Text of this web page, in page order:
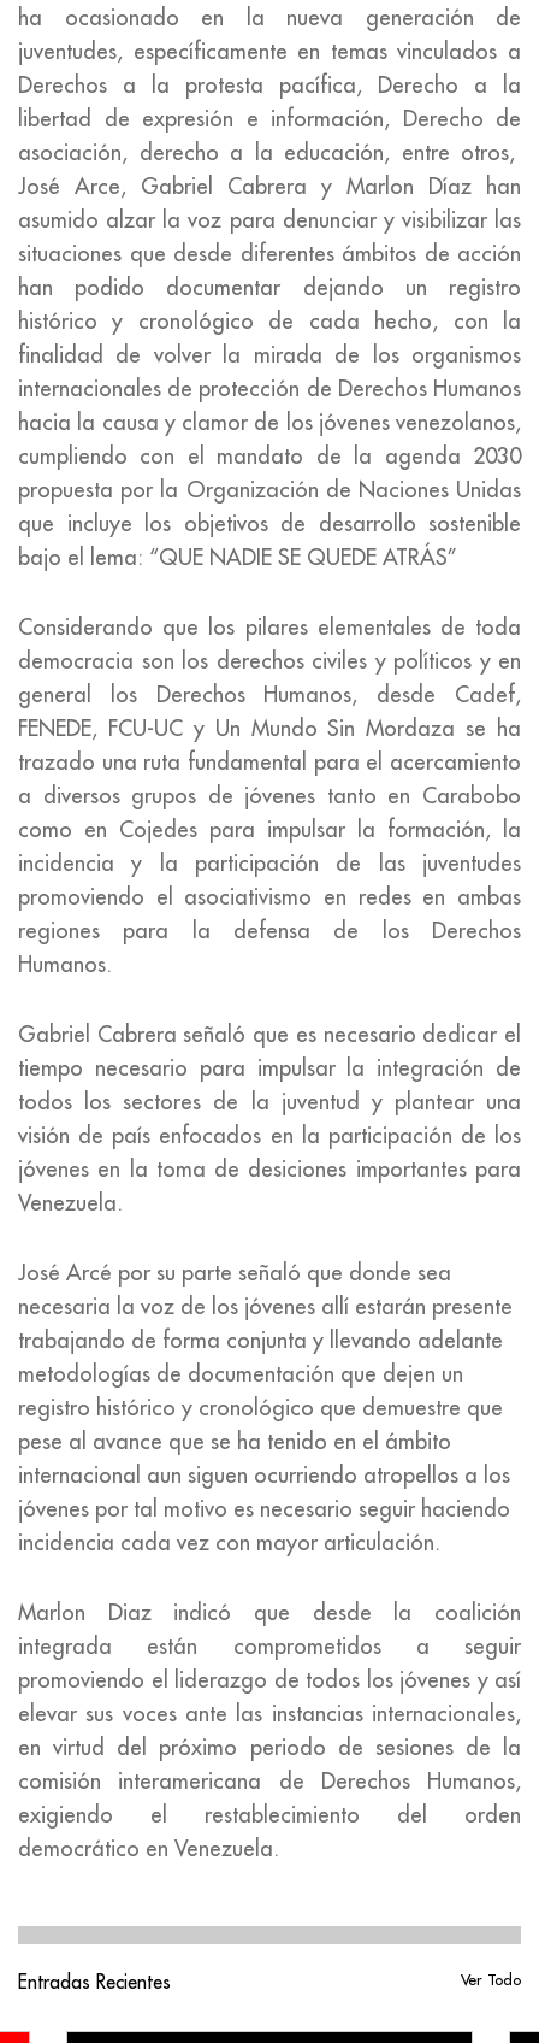
ha ocasionado en la nueva generación de
juventudes, específicamente en temas vinculados a
Derechos a la protesta pacífica, Derecho a la
libertad de expresión e información, Derecho de
asociación, derecho a la educación, entre otros,
José Arce, Gabriel Cabrera y Marlon Díaz han
asumido alzar la voz para denunciar y visibilizar las
situaciones que desde diferentes ámbitos de acción
han podido documentar dejando un registro
histórico y cronológico de cada hecho, con la
finalidad de volver la mirada de los organismos
internacionales de protección de Derechos Humanos
hacia la causa y clamor de los jóvenes venezolanos,
cumpliendo con el mandato de la agenda 2030
propuesta por la Organización de Naciones Unidas
que incluye los objetivos de desarrollo sostenible
bajo el lema: “QUE NADIE SE QUEDE ATRÁS”
Considerando que los pilares elementales de toda
democracia son los derechos civiles y políticos y en
general los Derechos Humanos, desde Cadef,
FENEDE, FCU-UC y Un Mundo Sin Mordaza se ha
trazado una ruta fundamental para el acercamiento
a diversos grupos de jóvenes tanto en Carabobo
como en Cojedes para impulsar la formación, la
incidencia y la participación de las juventudes
promoviendo el asociativismo en redes en ambas
regiones para la defensa de los Derechos
Humanos.
Gabriel Cabrera señaló que es necesario dedicar el
tiempo necesario para impulsar la integración de
todos los sectores de la juventud y plantear una
visión de país enfocados en la participación de los
jóvenes en la toma de desiciones importantes para
Venezuela.
José Arcé por su parte señaló que donde sea
necesaria la voz de los jóvenes allí estarán presente
trabajando de forma conjunta y llevando adelante
metodologías de documentación que dejen un
registro histórico y cronológico que demuestre que
pese al avance que se ha tenido en el ámbito
internacional aun siguen ocurriendo atropellos a los
jóvenes por tal motivo es necesario seguir haciendo
incidencia cada vez con mayor articulación.
Marlon Diaz indicó que desde la coalición
integrada están comprometidos a seguir
promoviendo el liderazgo de todos los jóvenes y así
elevar sus voces ante las instancias internacionales,
en virtud del próximo periodo de sesiones de la
comisión interamericana de Derechos Humanos,
exigiendo el restablecimiento del orden
democrático en Venezuela.
Entradas Recientes Ver Todo